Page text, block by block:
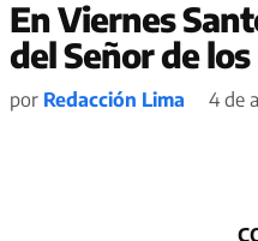
En Viernes
del Señor de
por Redacción Lima 4 de